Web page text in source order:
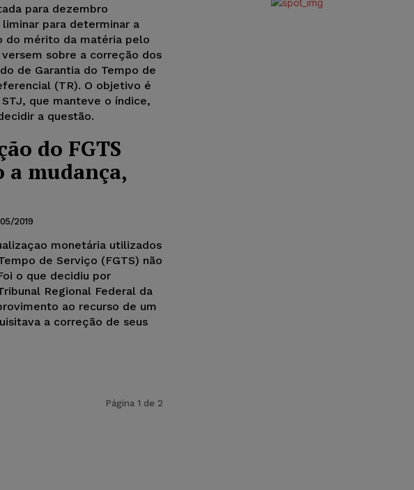
para dezembro
para determinar a
do mérito da matéria pelo
sobre a correção dos
de Garantia do Tempo de
(TR). O objetivo é
que manteve o índice,
a questão.
do FGTS
a mudança,
2019
monetária utilizados
de Serviço (FGTS) não
o que decidiu por
Regional Federal da
ao recurso de um
a correção de seus
Página 1 de 2